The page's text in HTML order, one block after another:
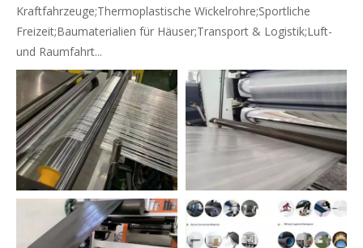
Kraftfahrzeuge;Thermoplastische Wickelrohre;Sportliche
Freizeit;Baumaterialien für Häuser;Transport & Logistik;Luft-
und Raumfahrt...